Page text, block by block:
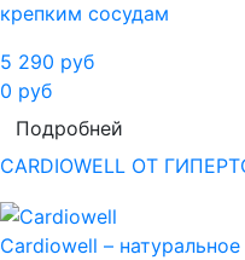
крепким сосудам
5 290 руб
0 руб
Подробней
CARDIOWELL ОТ
Cardiowell –